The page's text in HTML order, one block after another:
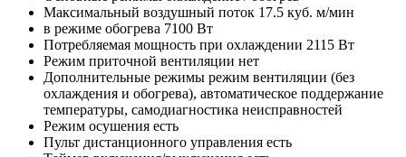
Максимальный воздушный поток 17.5 куб. м/мин
в режиме обогрева 7100 Вт
Потребляемая мощность при охлаждении 2115 Вт
Режим приточной вентиляции нет
Дополнительные режимы режим вентиляции (без
охлаждения и обогрева), автоматическое поддержание
температуры, самодиагностика неисправностей
Режим осушения есть
Пульт дистанционного управления есть